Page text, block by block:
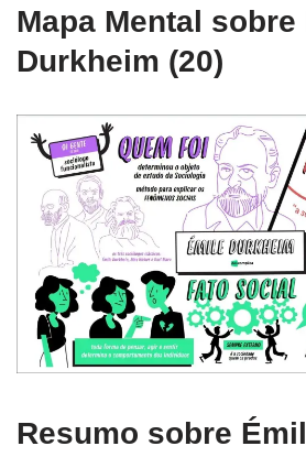
Mapa Mental sobre
Durkheim (20)
Resumo sobre